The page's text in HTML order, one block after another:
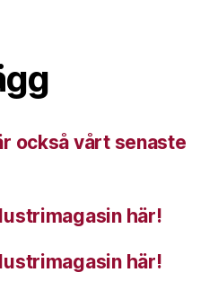
också vårt senaste
här!
här!